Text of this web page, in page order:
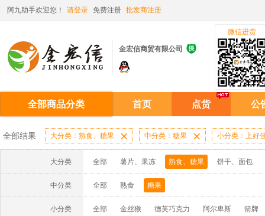
阿九助手欢迎您！ 请登录 免费注册 批发商注册
金宏信商贸有限公司 
微信进货
全部商品分类 首页 点货 公
全部结果 大分类：熟食、糖果  中分类：糖果  小分类：上好
大分类 全部 薯片、果冻 熟食、糖果 饼干、面包
中分类 全部 熟食 糖果
小分类 全部 金丝猴 德芙巧克力 阿尔卑斯 箭牌